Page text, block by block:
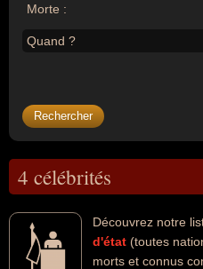
Morte :
Quand ?
4 célébrités
Découvrez notre
d'état (toutes
morts et connus